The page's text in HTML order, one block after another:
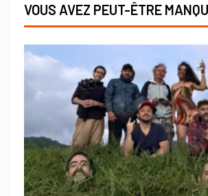
VOUS AVEZ PEUT-ÊTRE